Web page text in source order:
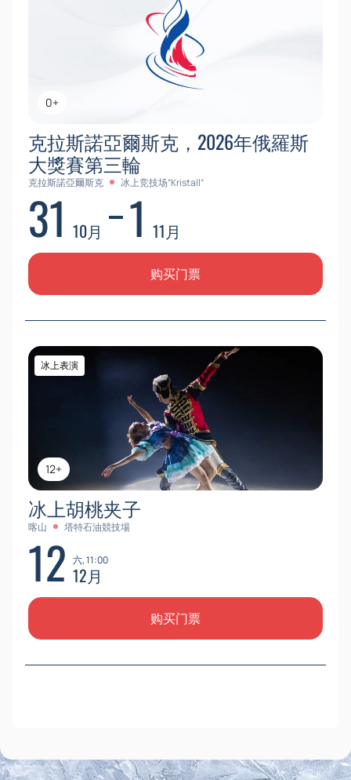
0+
克拉斯諾亞爾斯克，2026年俄羅斯
大獎賽第三輪
克拉斯諾亞爾斯克 冰上竞技场“Kristall”
31 10月 1 11月
购买门票
12+
冰上表演
冰上胡桃夹子
喀山 塔特石油競技場
12 六, 11:00
12月
购买门票